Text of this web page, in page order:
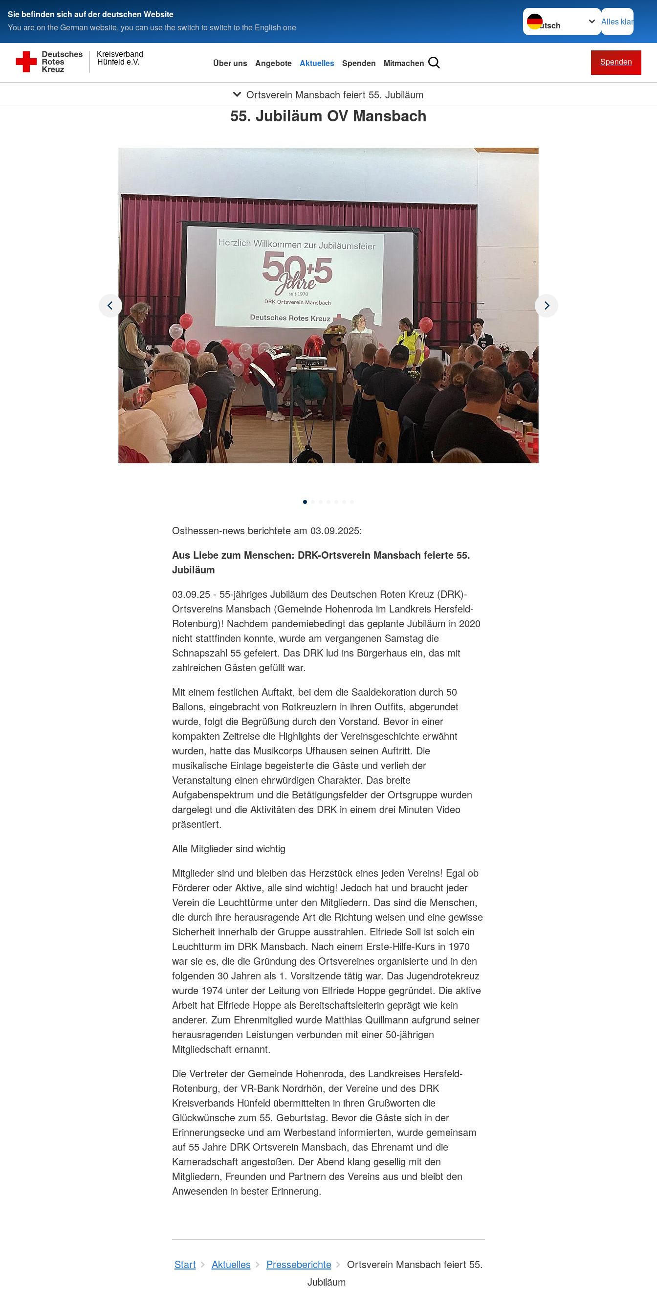
Sie befinden sich auf der deutschen Website
You are on the German website, you can use the switch to switch to the English one
Sprache wechseln zu
Alles klar
Hünfeld e.V.
Kreisverband
Über uns Angebote Aktuelles Spenden Mitmachen Spenden
Ortsverein Mansbach feiert 55. Jubiläum
55. Jubiläum OV Mansbach
Osthessen-news berichtete am 03.09.2025:
Aus Liebe zum Menschen: DRK-Ortsverein Mansbach feierte 55.
Jubiläum
03.09.25 - 55-jähriges Jubiläum des Deutschen Roten Kreuz (DRK)-
Ortsvereins Mansbach (Gemeinde Hohenroda im Landkreis Hersfeld-
Rotenburg)! Nachdem pandemiebedingt das geplante Jubiläum in 2020
nicht stattfinden konnte, wurde am vergangenen Samstag die
Schnapszahl 55 gefeiert. Das DRK lud ins Bürgerhaus ein, das mit
zahlreichen Gästen gefüllt war.
Mit einem festlichen Auftakt, bei dem die Saaldekoration durch 50
Ballons, eingebracht von Rotkreuzlern in ihren Outfits, abgerundet
wurde, folgt die Begrüßung durch den Vorstand. Bevor in einer
kompakten Zeitreise die Highlights der Vereinsgeschichte erwähnt
wurden, hatte das Musikcorps Ufhausen seinen Auftritt. Die
musikalische Einlage begeisterte die Gäste und verlieh der
Veranstaltung einen ehrwürdigen Charakter. Das breite
Aufgabenspektrum und die Betätigungsfelder der Ortsgruppe wurden
dargelegt und die Aktivitäten des DRK in einem drei Minuten Video
präsentiert.
Alle Mitglieder sind wichtig
Mitglieder sind und bleiben das Herzstück eines jeden Vereins! Egal ob
Förderer oder Aktive, alle sind wichtig! Jedoch hat und braucht jeder
Verein die Leuchttürme unter den Mitgliedern. Das sind die Menschen,
die durch ihre herausragende Art die Richtung weisen und eine gewisse
Sicherheit innerhalb der Gruppe ausstrahlen. Elfriede Soll ist solch ein
Leuchtturm im DRK Mansbach. Nach einem Erste-Hilfe-Kurs in 1970
war sie es, die die Gründung des Ortsvereines organisierte und in den
folgenden 30 Jahren als 1. Vorsitzende tätig war. Das Jugendrotekreuz
wurde 1974 unter der Leitung von Elfriede Hoppe gegründet. Die aktive
Arbeit hat Elfriede Hoppe als Bereitschaftsleiterin geprägt wie kein
anderer. Zum Ehrenmitglied wurde Matthias Quillmann aufgrund seiner
herausragenden Leistungen verbunden mit einer 50-jährigen
Mitgliedschaft ernannt.
Die Vertreter der Gemeinde Hohenroda, des Landkreises Hersfeld-
Rotenburg, der VR-Bank Nordrhön, der Vereine und des DRK
Kreisverbands Hünfeld übermittelten in ihren Grußworten die
Glückwünsche zum 55. Geburtstag. Bevor die Gäste sich in der
Erinnerungsecke und am Werbestand informierten, wurde gemeinsam
auf 55 Jahre DRK Ortsverein Mansbach, das Ehrenamt und die
Kameradschaft angestoßen. Der Abend klang gesellig mit den
Mitgliedern, Freunden und Partnern des Vereins aus und bleibt den
Anwesenden in bester Erinnerung.
Start Aktuelles Presseberichte
Ortsverein Mansbach feiert 55.
Jubiläum